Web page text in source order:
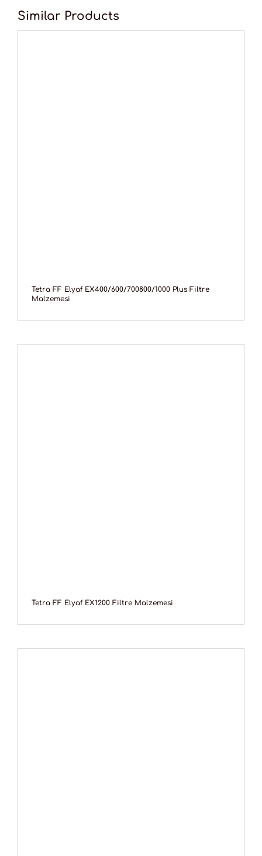
Similar Products
Tetra FF Elyaf EX400/600/700800/1000 Plus Filtre
Malzemesi
Tetra FF Elyaf EX1200 Filtre Malzemesi